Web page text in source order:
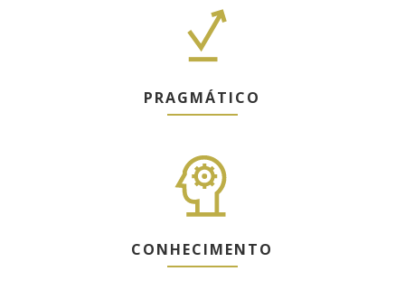
PRAGMÁTICO
CONHECIMENTO